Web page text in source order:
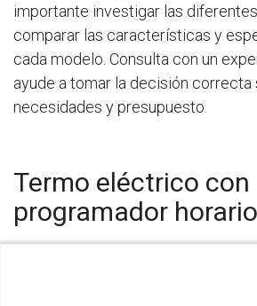
importante investigar las
comparar las características y
cada modelo. Consulta con un
ayude a tomar la decisión correcta
necesidades y presupuesto.
Termo eléctrico con
programador horario